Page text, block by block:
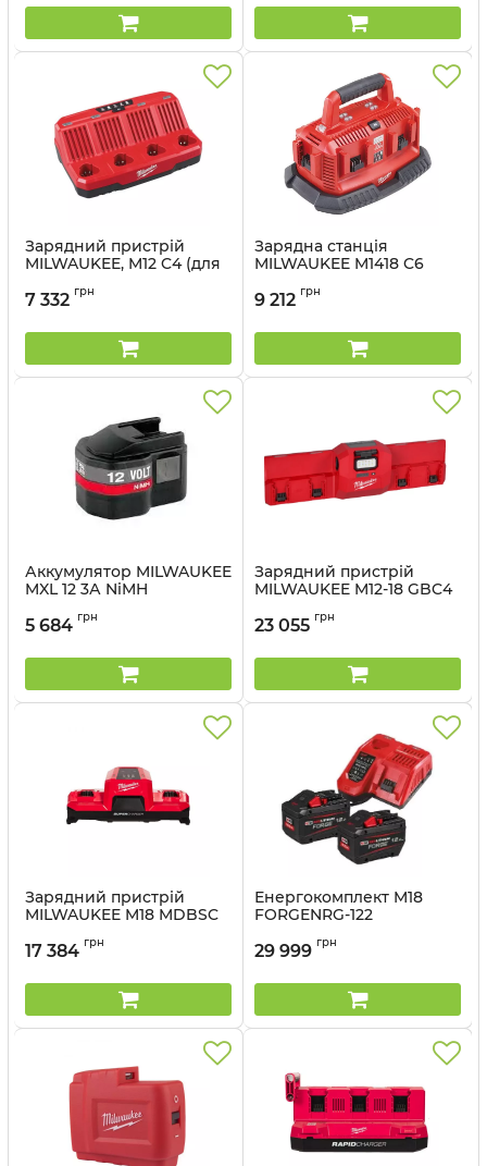
Артикул: 4933464261
Зарядний пристрій
MILWAUKEE, M12 C4 (для
Артикул:
7 332 грн
Зарядна станція
MILWAUKEE M1418 C6
Артикул:
9 212 грн
Аккумулятор MILWAUKEE
MXL 12 3А NiMH
Артикул: 4932399311
5 684 грн
Зарядний пристрій
MILWAUKEE M12-18 GBC4
Артикул: 4933493863
23 055 грн
Зарядний пристрій
MILWAUKEE M18 MDBSC
(на 2 акумулятора)
17 384 грн
Енергокомплект M18
FORGENRG-122
12А/г. зарядний
Артикул: 4933498610
29 999 грн